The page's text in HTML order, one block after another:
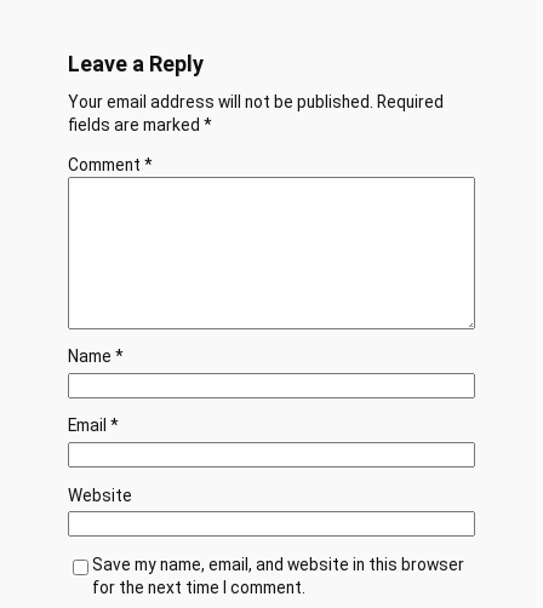
Leave a Reply
Your email address will not be published.
Required
fields are marked *
Comment *
Name *
Email *
Website
Save my name, email, and website in this browser
for the next time I comment.